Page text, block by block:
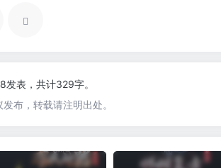
发表，共计329字。
布，转载请注明出处。